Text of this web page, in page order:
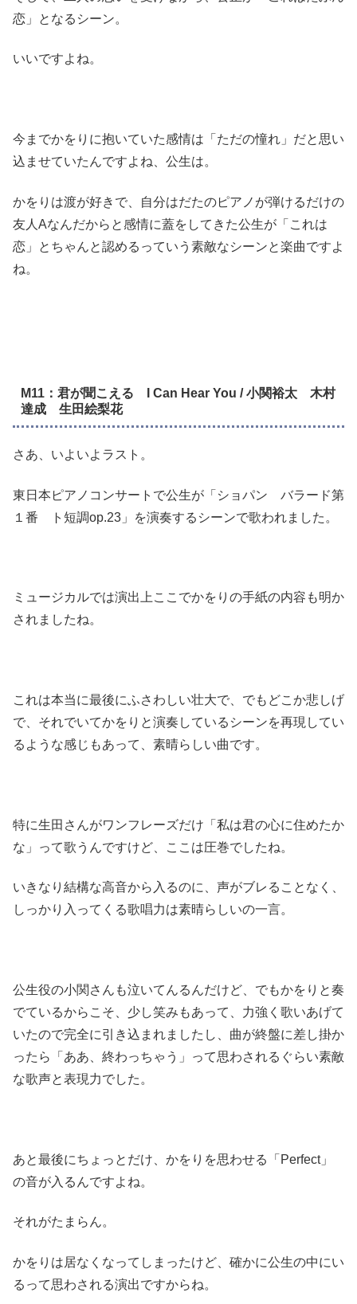
恋」となるシーン。
いいですよね。
今までかをりに抱いていた感情は「ただの憧れ」だと思い
込ませていたんですよね、公生は。
かをりは渡が好きで、自分はだたのピアノが弾けるだけの
友人Aなんだからと感情に蓋をしてきた公生が「これは
恋」とちゃんと認めるっていう素敵なシーンと楽曲ですよ
ね。
M11：君が聞こえる I Can Hear You / 小関裕太 木村
達成 生田絵梨花
さあ、いよいよラスト。
東日本ピアノコンサートで公生が「ショパン バラード第
１番 ト短調op.23」を演奏するシーンで歌われました。
ミュージカルでは演出上ここでかをりの手紙の内容も明か
されましたね。
これは本当に最後にふさわしい壮大で、でもどこか悲しげ
で、それでいてかをりと演奏しているシーンを再現してい
るような感じもあって、素晴らしい曲です。
特に生田さんがワンフレーズだけ「私は君の心に住めたか
な」って歌うんですけど、ここは圧巻でしたね。
いきなり結構な高音から入るのに、声がブレることなく、
しっかり入ってくる歌唱力は素晴らしいの一言。
公生役の小関さんも泣いてんるんだけど、でもかをりと奏
でているからこそ、少し笑みもあって、力強く歌いあげて
いたので完全に引き込まれましたし、曲が終盤に差し掛か
ったら「ああ、終わっちゃう」って思わされるぐらい素敵
な歌声と表現力でした。
あと最後にちょっとだけ、かをりを思わせる「Perfect」
の音が入るんですよね。
それがたまらん。
かをりは居なくなってしまったけど、確かに公生の中にい
るって思わされる演出ですからね。